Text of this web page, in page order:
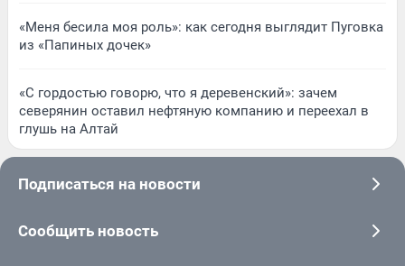
«Меня бесила моя роль»: как сегодня выглядит Пуговка
из «Папиных дочек»
«С гордостью говорю, что я деревенский»: зачем
северянин оставил нефтяную компанию и переехал в
глушь на Алтай
Подписаться на новости
Сообщить новость